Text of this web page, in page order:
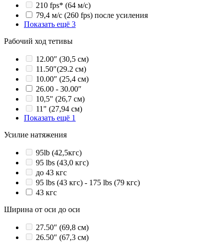
210 fps* (64 м/с)
79,4 м/с (260 fps) после усиления
Показать ещё 3
Рабочий ход тетивы
12.00″ (30,5 см)
11.50″(29.2 см)
10.00″ (25,4 см)
26.00 - 30.00″
10,5" (26,7 см)
11" (27,94 см)
Показать ещё 1
Усилие натяжения
95lb (42,5кгс)
95 lbs (43,0 кгс)
до 43 кгс
95 lbs (43 кгс) - 175 lbs (79 кгс)
43 кгс
Ширина от оси до оси
27.50″ (69,8 см)
26.50″ (67,3 см)